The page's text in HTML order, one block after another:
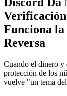
Funciona
Reversa
Cuando el dinero y
protección de los
vuelve "un tema